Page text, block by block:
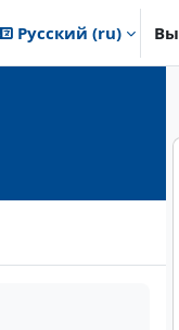
Русский ‎(ru)‎ Вы